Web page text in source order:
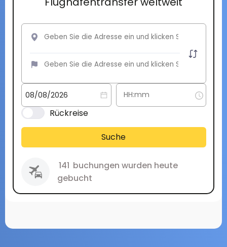
Rückreise
Suche
141 buchungen wurden heute
gebucht